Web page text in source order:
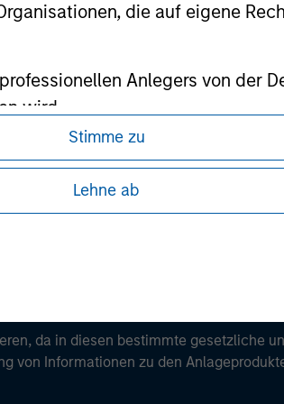
die auf eigene
Anlegers von der
wird.
Stimme zu
Lehne ab
Careers
da in diesen bestimmte gesetzliche
von Informationen zu den